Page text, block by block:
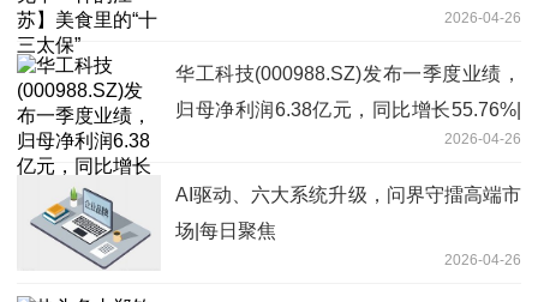
2026-04-26
华工科技(000988.SZ)发布一季度业绩，
归母净利润6.38亿元，同比增长55.76%|
2026-04-26
AI驱动、六大系统升级，问界守擂高端市
场|每日聚焦
2026-04-26